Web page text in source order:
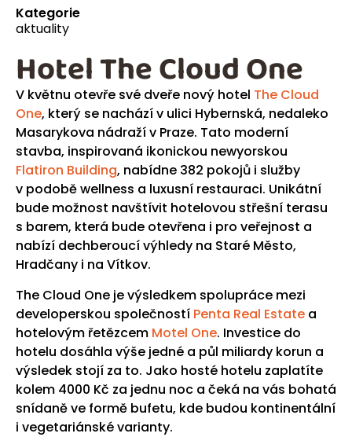
Kategorie
aktuality
V květnu otevře své dveře nový hotel The Cloud
One, který se nachází v ulici Hybernská, nedaleko
Masarykova nádraží v Praze. Tato moderní
stavba, inspirovaná ikonickou newyorskou
Flatiron Building, nabídne 382 pokojů i služby
v podobě wellness a luxusní restauraci. Unikátní
bude možnost navštívit hotelovou střešní terasu
s barem, která bude otevřena i pro veřejnost a
nabízí dechberoucí výhledy na Staré Město,
Hradčany i na Vítkov.
The Cloud One je výsledkem spolupráce mezi
developerskou společností Penta Real Estate a
hotelovým řetězcem Motel One. Investice do
hotelu dosáhla výše jedné a půl miliardy korun a
výsledek stojí za to. Jako hosté hotelu zaplatíte
kolem 4000 Kč za jednu noc a čeká na vás bohatá
snídaně ve formě bufetu, kde budou kontinentální
i vegetariánské varianty.
Hotel The Cloud One